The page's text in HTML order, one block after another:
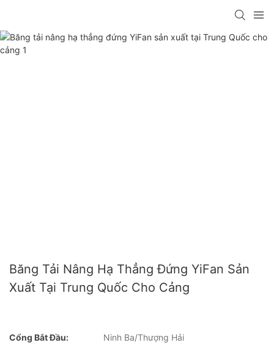
Băng Tải Nâng Hạ Thẳng Đứng YiFan Sản
Xuất Tại Trung Quốc Cho Cảng
Cổng Bắt Đầu:
Ninh Ba/Thượng Hải